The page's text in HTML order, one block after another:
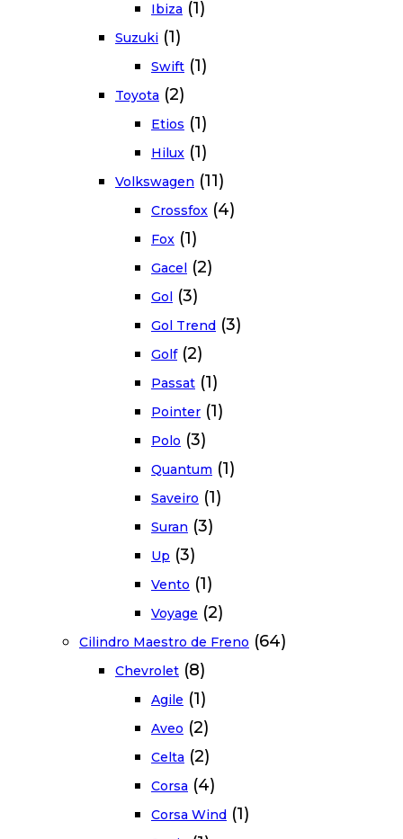
Ibiza (1)
Suzuki (1)
Swift (1)
Toyota (2)
Etios (1)
Hilux (1)
Volkswagen (11)
Crossfox (4)
Fox (1)
Gacel (2)
Gol (3)
Gol Trend (3)
Golf (2)
Passat (1)
Pointer (1)
Polo (3)
Quantum (1)
Saveiro (1)
Suran (3)
Up (3)
Vento (1)
Voyage (2)
Cilindro Maestro de Freno (64)
Chevrolet (8)
Agile (1)
Aveo (2)
Celta (2)
Corsa (4)
Corsa Wind (1)